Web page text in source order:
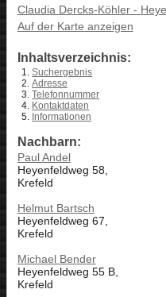
Claudia Dercks-Köhler -
Auf der Karte anzeigen
Inhaltsverzeichnis:
Suchergebnis
Adresse
Telefonnummer
Kontaktdaten
Informationen
Nachbarn:
Paul Andel
Heyenfeldweg 58,
Krefeld
Helmut Bartsch
Heyenfeldweg 67,
Krefeld
Michael Bender
Heyenfeldweg 55 B,
Krefeld